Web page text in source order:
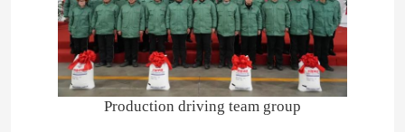
Production driving team group